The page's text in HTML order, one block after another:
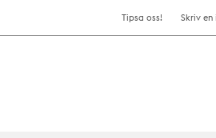
Tipsa oss! Skriv en